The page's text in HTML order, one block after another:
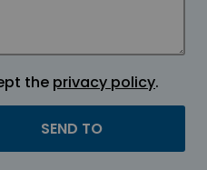
the privacy policy.